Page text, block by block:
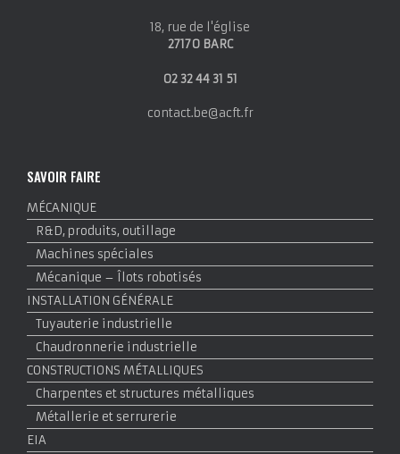
18, rue de l'église
27170 BARC
02 32 44 31 51
contact.be@acft.fr
SAVOIR FAIRE
MÉCANIQUE
R&D, produits, outillage
Machines spéciales
Mécanique – Îlots robotisés
INSTALLATION GÉNÉRALE
Tuyauterie industrielle
Chaudronnerie industrielle
CONSTRUCTIONS MÉTALLIQUES
Charpentes et structures métalliques
Métallerie et serrurerie
EIA